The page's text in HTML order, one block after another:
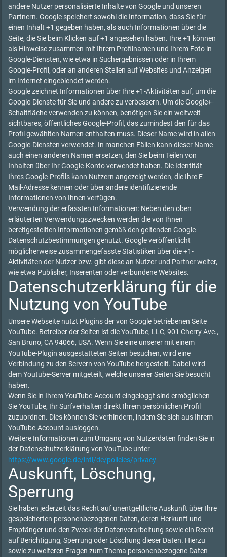
andere Nutzer personalisierte Inhalte von Google und unseren
Partnern. Google speichert sowohl die Information, dass Sie für
einen Inhalt +1 gegeben haben, als auch Informationen über die
Seite, die Sie beim Klicken auf +1 angesehen haben. Ihre +1 können
als Hinweise zusammen mit Ihrem Profilnamen und Ihrem Foto in
Google-Diensten, wie etwa in Suchergebnissen oder in Ihrem
Google-Profil, oder an anderen Stellen auf Websites und Anzeigen
im Internet eingeblendet werden.
Google zeichnet Informationen über Ihre +1-Aktivitäten auf, um die
Google-Dienste für Sie und andere zu verbessern. Um die Google+-
Schaltfläche verwenden zu können, benötigen Sie ein weltweit
sichtbares, öffentliches Google-Profil, das zumindest den für das
Profil gewählten Namen enthalten muss. Dieser Name wird in allen
Google-Diensten verwendet. In manchen Fällen kann dieser Name
auch einen anderen Namen ersetzen, den Sie beim Teilen von
Inhalten über Ihr Google-Konto verwendet haben. Die Identität
Ihres Google-Profils kann Nutzern angezeigt werden, die Ihre E-
Mail-Adresse kennen oder über andere identifizierende
Informationen von Ihnen verfügen.
Verwendung der erfassten Informationen: Neben den oben
erläuterten Verwendungszwecken werden die von Ihnen
bereitgestellten Informationen gemäß den geltenden Google-
Datenschutzbestimmungen genutzt. Google veröffentlicht
möglicherweise zusammengefasste Statistiken über die +1-
Aktivitäten der Nutzer bzw. gibt diese an Nutzer und Partner weiter,
wie etwa Publisher, Inserenten oder verbundene Websites.
Datenschutzerklärung für die
Nutzung von YouTube
Unsere Webseite nutzt Plugins der von Google betriebenen Seite
YouTube. Betreiber der Seiten ist die YouTube, LLC, 901 Cherry Ave.,
San Bruno, CA 94066, USA. Wenn Sie eine unserer mit einem
YouTube-Plugin ausgestatteten Seiten besuchen, wird eine
Verbindung zu den Servern von YouTube hergestellt. Dabei wird
dem Youtube-Server mitgeteilt, welche unserer Seiten Sie besucht
haben.
Wenn Sie in Ihrem YouTube-Account eingeloggt sind ermöglichen
Sie YouTube, Ihr Surfverhalten direkt Ihrem persönlichen Profil
zuzuordnen. Dies können Sie verhindern, indem Sie sich aus Ihrem
YouTube-Account ausloggen.
Weitere Informationen zum Umgang von Nutzerdaten finden Sie in
der Datenschutzerklärung von YouTube unter
https://www.google.de/intl/de/policies/privacy
Auskunft, Löschung,
Sperrung
Sie haben jederzeit das Recht auf unentgeltliche Auskunft über Ihre
gespeicherten personenbezogenen Daten, deren Herkunft und
Empfänger und den Zweck der Datenverarbeitung sowie ein Recht
auf Berichtigung, Sperrung oder Löschung dieser Daten. Hierzu
sowie zu weiteren Fragen zum Thema personenbezogene Daten